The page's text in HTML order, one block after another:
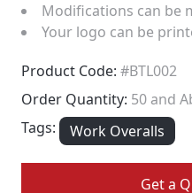
Modifications can be
Your logo can be
Product Code: #BTL002
Order Quantity: 50 and
Tags:
Work Overalls
Get a